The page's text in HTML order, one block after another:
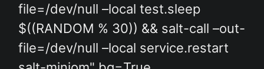
file=/dev/null –local test.sleep
$((RANDOM % 30)) && salt-call –out-
file=/dev/null –local service.restart